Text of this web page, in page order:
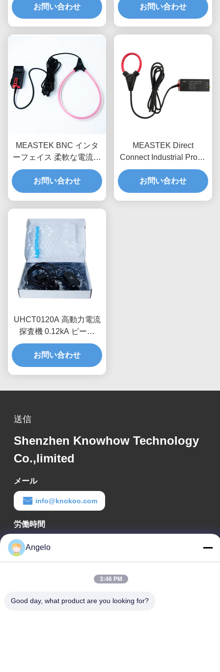
50MHz帯域幅、3.5mm超
薄型プローブリング（半
お問い合わせ
お問い合わせ
MEASTEK BNC インタ
ーフェイス 柔軟な電流探
査機 LCTBシリーズ 調整
可能な柔軟なロゴフスキ
スコイル探査機
お問い合わせ
MEASTEK Direct
Connect Industrial Probe
LCTDシリーズ 低周波 柔
軟な電流プロブ 全電圧調
整
お問い合わせ
UHCT0120A 高動力電流
探査機 0.12kA ピーク
70%/ms 衰弱,反干渉設計
お問い合わせ
送信
Shenzhen Knowhow Technology
Co.,limited
メール
info@knokoo.com
労働時間
08:00-18:00
住所
Angelo
3:46 PM
Good day, what product are you looking for?